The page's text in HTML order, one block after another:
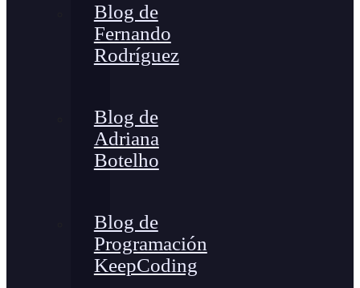
Blog de
Fernando
Rodríguez
Blog de
Adriana
Botelho
Blog de
Programación
KeepCoding